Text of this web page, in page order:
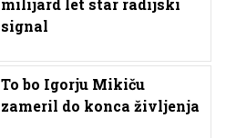
signal
To bo Igorju Mikiču
zameril do konca življenja